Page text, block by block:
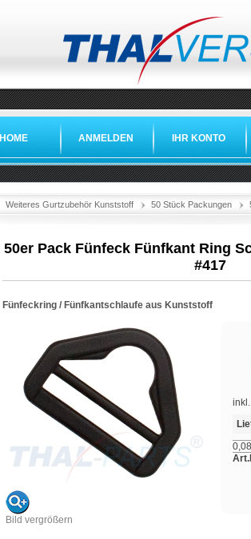
HOME ANMELDEN IHR KONTO
Weiteres Gurtzubehör Kunststoff 50 Stück Packungen
50er Pack Fünfeck Fünfkant Ring
#417
Fünfeckring / Fünfkantschlaufe aus Kunststoff
Bild vergrößern